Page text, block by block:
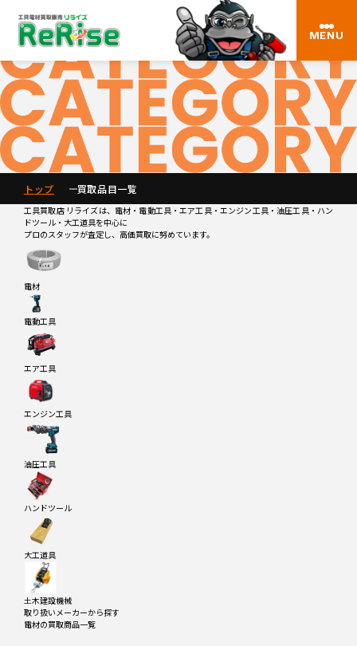
MENU
買取品目一覧
トップ 買取品目一覧
工具買取店 リライズは、電材・電動工具・エア工具・エンジン工具・油圧工具・ハン
ドツール・大工道具を中心に
プロのスタッフが査定し、高価買取に努めています。
電材
電動工具
エア工具
エンジン工具
油圧工具
ハンドツール
大工道具
土木建設機械
取り扱いメーカーから探す
電材の買取商品一覧